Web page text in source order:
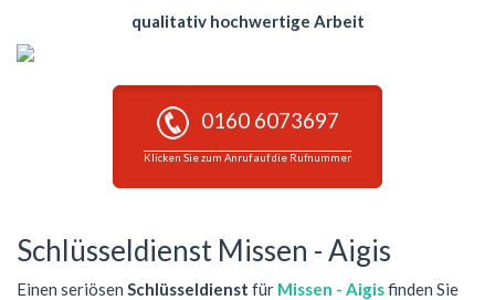
qualitativ hochwertige Arbeit
0160 6073697
Klicken Sie zum Anruf auf die Rufnummer
Schlüsseldienst Missen - Aigis
Einen seriösen Schlüsseldienst für Missen - Aigisfinden Sie